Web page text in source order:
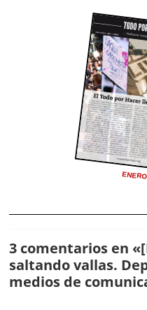
3 comentarios en «
saltando vallas.
medios de